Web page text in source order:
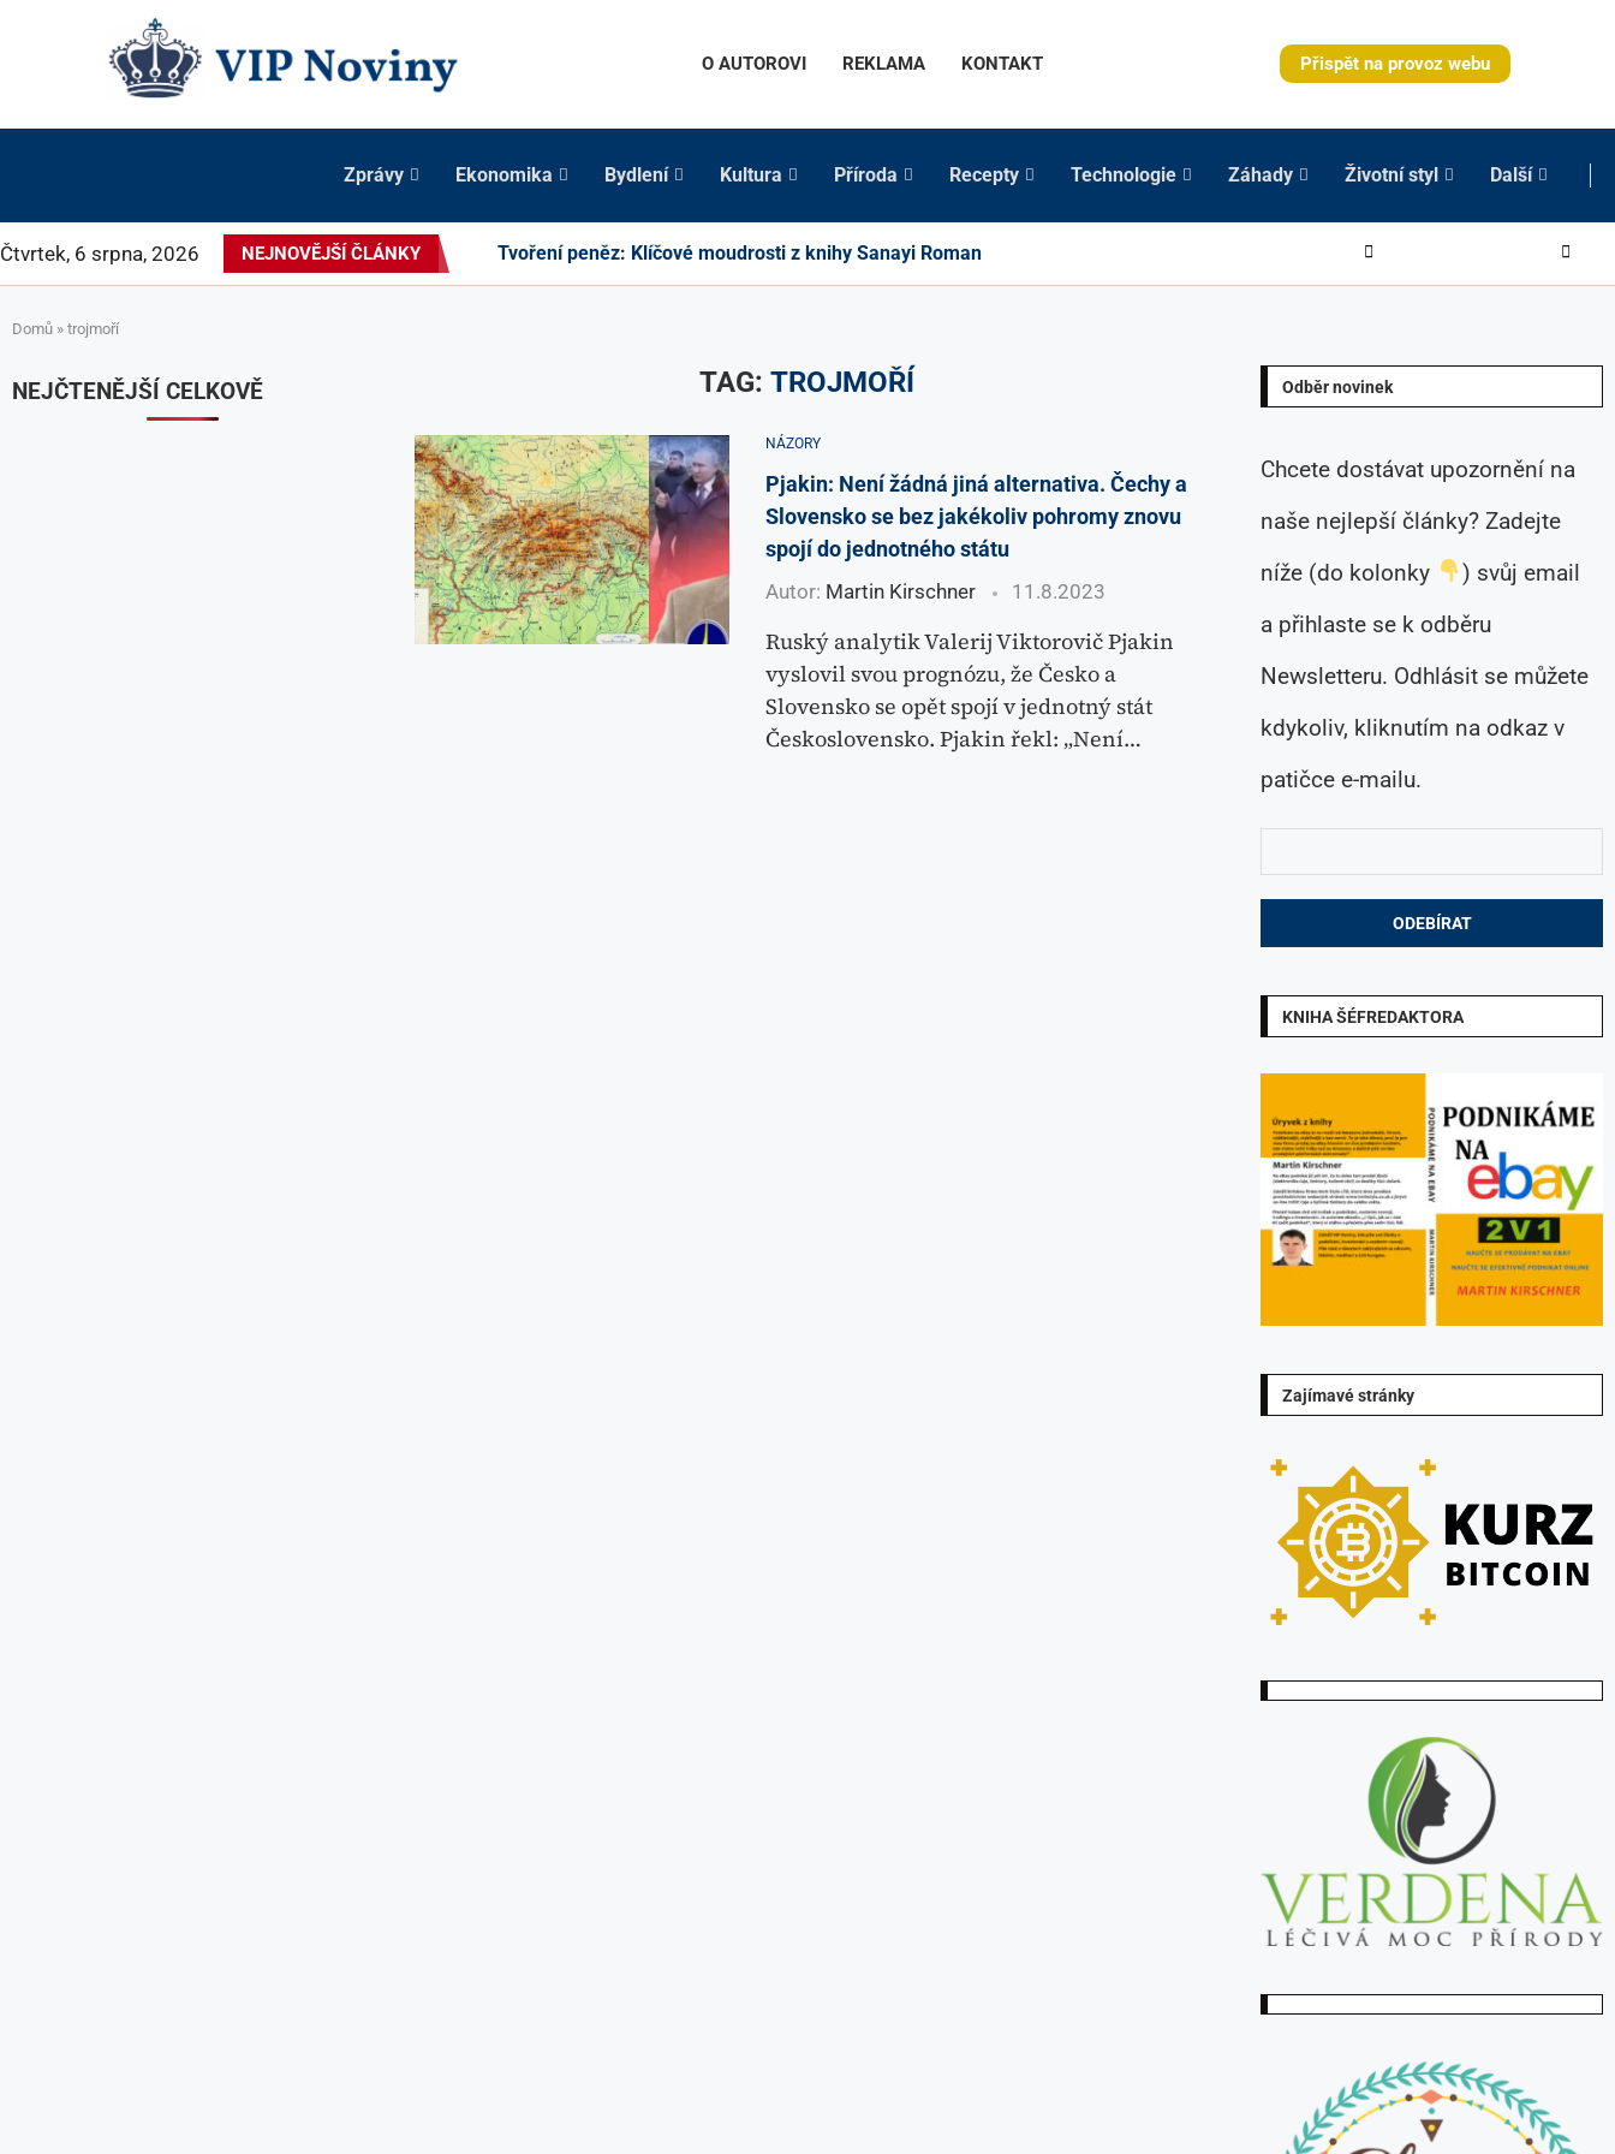
O AUTOROVI REKLAMA KONTAKT Přispět na provoz webu
Zprávy Ekonomika Bydlení Kultura Příroda Recepty Technologie Záhady Životní styl Další
Čtvrtek, 6 srpna, 2026 NEJNOVĚJŠÍ ČLÁNKY Tvoření peněz: Klíčové moudrosti z knihy Sanayi Roman
Domů » trojmoří
TAG:TROJMOŘÍ
NÁZORY
Pjakin: Není žádná jiná alternativa. Čechy a
Slovensko se bez jakékoliv pohromy znovu
spojí do jednotného státu
Autor: Martin Kirschner 11.8.2023
Ruský analytik Valerij Viktorovič Pjakin
vyslovil svou prognózu, že Česko a
Slovensko se opět spojí v jednotný stát
Československo. Pjakin řekl: „Není…
Odběr novinek
Chcete dostávat upozornění na
naše nejlepší články? Zadejte
níže (do kolonky
) svůj email
a přihlaste se k odběru
Newsletteru. Odhlásit se můžete
kdykoliv, kliknutím na odkaz v
patičce e-mailu.
KNIHA ŠÉFREDAKTORA
Zajímavé stránky
NEJČTENĚJŠÍ CELKOVĚ